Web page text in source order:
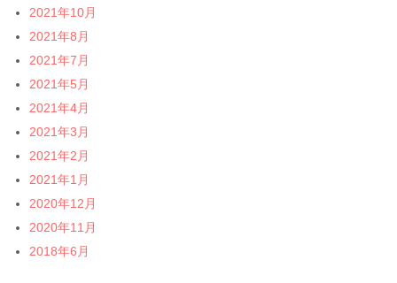
2021年10月
2021年8月
2021年7月
2021年5月
2021年4月
2021年3月
2021年2月
2021年1月
2020年12月
2020年11月
2018年6月